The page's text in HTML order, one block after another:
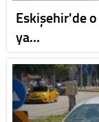
Eskişehir'de
ya…